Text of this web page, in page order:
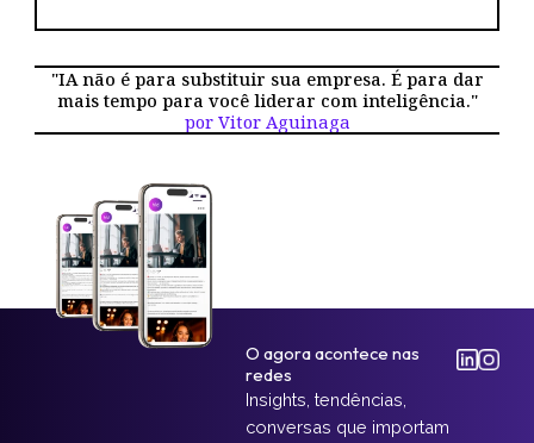
"IA não é para substituir sua empresa. É para dar
mais tempo para você liderar com inteligência."
por Vitor Aguinaga
O agora acontece nas
redes
Insights, tendências,
conversas que importam